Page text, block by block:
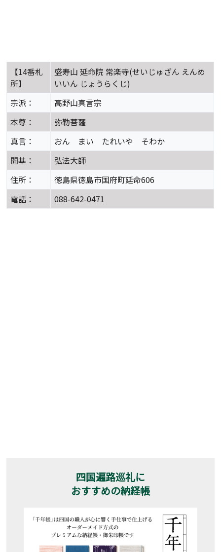
【14番札
所】
盛寿山 延命院 常楽寺(せいじゅざん えんめ
いいん じょうらくじ)
宗派：
高野山真言宗
本尊：
弥勒菩薩
真言：
おん まい たれいや そわか
開基：
弘法大師
住所：
徳島県徳島市国府町延命606
電話：
088-642-0471
四国遍路巡礼に
おすすめの納経帳